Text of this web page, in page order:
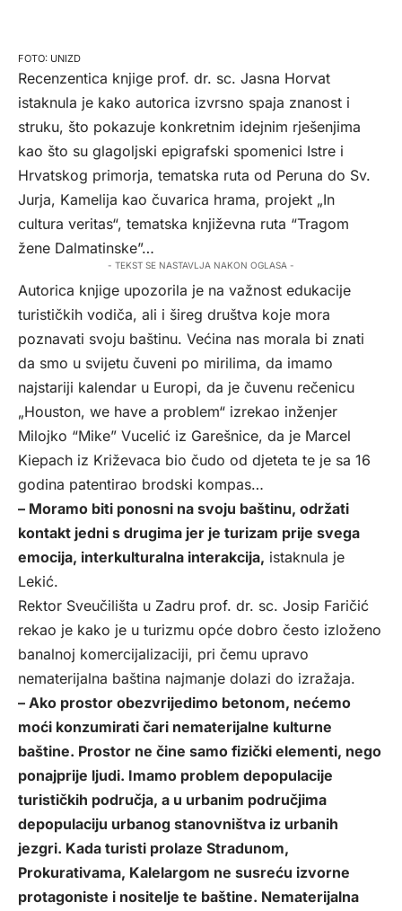
UNIZD
Recenzentica knjige prof. dr. sc. Jasna Horvat
istaknula je kako autorica izvrsno spaja znanost i
struku, što pokazuje konkretnim idejnim rješenjima
kao što su glagoljski epigrafski spomenici Istre i
Hrvatskog primorja, tematska ruta od Peruna do Sv.
Jurja, Kamelija kao čuvarica hrama, projekt „In
cultura veritas“, tematska književna ruta “Tragom
žene Dalmatinske”…
- TEKST SE NASTAVLJA NAKON OGLASA -
Autorica knjige upozorila je na važnost edukacije
turističkih vodiča, ali i šireg društva koje mora
poznavati svoju baštinu. Većina nas morala bi znati
da smo u svijetu čuveni po mirilima, da imamo
najstariji kalendar u Europi, da je čuvenu rečenicu
„Houston, we have a problem“ izrekao inženjer
Milojko “Mike” Vucelić iz Garešnice, da je Marcel
Kiepach iz Križevaca bio čudo od djeteta te je sa 16
godina patentirao brodski kompas…
– Moramo biti ponosni na svoju baštinu, održati
kontakt jedni s drugima jer je turizam prije svega
emocija, interkulturalna interakcija, istaknula je
Lekić.
Rektor Sveučilišta u Zadru prof. dr. sc. Josip Faričić
rekao je kako je u turizmu opće dobro često izloženo
banalnoj komercijalizaciji, pri čemu upravo
nematerijalna baština najmanje dolazi do izražaja.
– Ako prostor obezvrijedimo betonom, nećemo
moći konzumirati čari nematerijalne kulturne
baštine. Prostor ne čine samo fizički elementi, nego
ponajprije ljudi. Imamo problem depopulacije
turističkih područja, a u urbanim područjima
depopulaciju urbanog stanovništva iz urbanih
jezgri. Kada turisti prolaze Stradunom,
Prokurativama, Kalelargom ne susreću izvorne
protagoniste i nositelje te baštine. Nematerijalna